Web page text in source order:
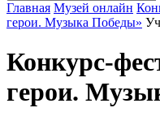
Главная Музей онлайн
герои. Музыка Победы»
Конкурс-
герои.